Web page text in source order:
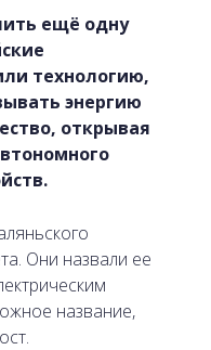
ещё одну
технологию,
энергию
открывая
Они назвали ее
название,